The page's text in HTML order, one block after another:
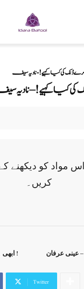
ڈنک کی کیا کہیے! - نادیہ سیف
کی کیا کہیے! – نادیہ
مواد کو دیکھنے
کریں۔
ابھی ہم کچھ نہیں کہتے ! عینی عرفان
Twitter